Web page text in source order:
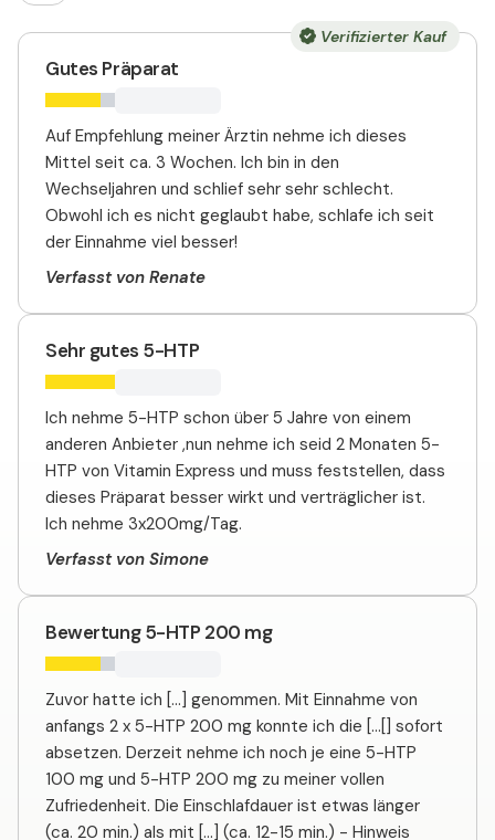
Verifizierter Kauf
Gutes Präparat
Auf Empfehlung meiner Ärztin nehme ich dieses
Mittel seit ca. 3 Wochen. Ich bin in den
Wechseljahren und schlief sehr sehr schlecht.
Obwohl ich es nicht geglaubt habe, schlafe ich seit
der Einnahme viel besser!
Verfasst von Renate
Sehr gutes 5-HTP
Ich nehme 5-HTP schon über 5 Jahre von einem
anderen Anbieter ,nun nehme ich seid 2 Monaten 5-
HTP von Vitamin Express und muss feststellen, dass
dieses Präparat besser wirkt und verträglicher ist.
Ich nehme 3x200mg/Tag.
Verfasst von Simone
Bewertung 5-HTP 200 mg
Zuvor hatte ich [...] genommen. Mit Einnahme von
anfangs 2 x 5-HTP 200 mg konnte ich die [...[] sofort
absetzen. Derzeit nehme ich noch je eine 5-HTP
100 mg und 5-HTP 200 mg zu meiner vollen
Zufriedenheit. Die Einschlafdauer ist etwas länger
(ca. 20 min.) als mit [...] (ca. 12-15 min.) - Hinweis